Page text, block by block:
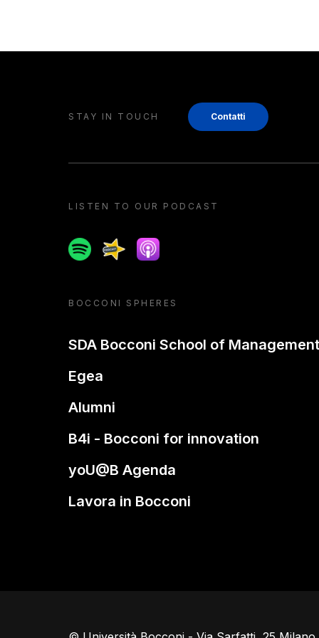
STAY IN TOUCH Contatti
LISTEN TO OUR PODCAST
SpotifySpreakerApple podcast
BOCCONI SPHERES
SDA Bocconi School of Management
Egea
Alumni
B4i - Bocconi for innovation
yoU@B Agenda
Lavora in Bocconi